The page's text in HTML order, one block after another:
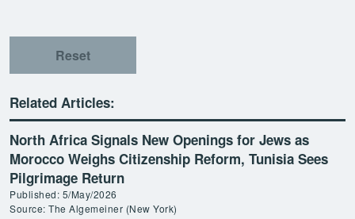
Reset
Related Articles:
North Africa Signals New Openings for Jews as
Morocco Weighs Citizenship Reform, Tunisia Sees
Pilgrimage Return
Published: 5/May/2026
Source: The Algemeiner (New York)